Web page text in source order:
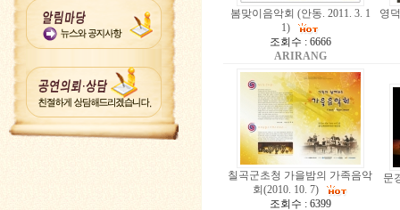
봄맞이음악회 (안동. 2011. 3. 1
1)
조회수 : 6666
ARIRANG
영
칠곡군초청 가을밤의 가족음악
회(2010. 10. 7)
조회수 : 6399
문